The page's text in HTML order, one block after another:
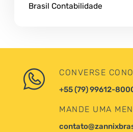
Brasil Contabilidade
CONVERSE
+55 (79) 99612-
MANDE UMA